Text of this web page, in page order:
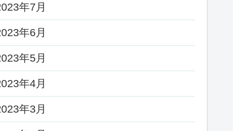
年7月
年6月
年5月
年4月
年3月